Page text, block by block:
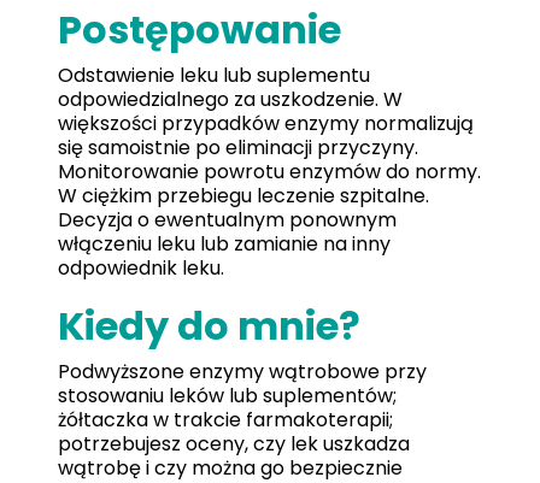
Postępowanie
Odstawienie leku lub suplementu
odpowiedzialnego za uszkodzenie. W
większości przypadków enzymy normalizują
się samoistnie po eliminacji przyczyny.
Monitorowanie powrotu enzymów do normy.
W ciężkim przebiegu leczenie szpitalne.
Decyzja o ewentualnym ponownym
włączeniu leku lub zamianie na inny
odpowiednik leku.
Kiedy do mnie?
Podwyższone enzymy wątrobowe przy
stosowaniu leków lub suplementów;
żółtaczka w trakcie farmakoterapii;
potrzebujesz oceny, czy lek uszkadza
wątrobę i czy można go bezpiecznie